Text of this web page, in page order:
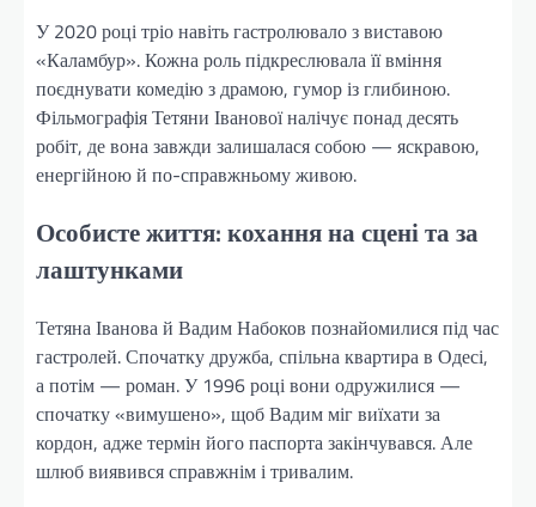
У 2020 році тріо навіть гастролювало з виставою
«Каламбур». Кожна роль підкреслювала її вміння
поєднувати комедію з драмою, гумор із глибиною.
Фільмографія Тетяни Іванової налічує понад десять
робіт, де вона завжди залишалася собою — яскравою,
енергійною й по-справжньому живою.
Особисте життя: кохання на сцені та за
лаштунками
Тетяна Іванова й Вадим Набоков познайомилися під час
гастролей. Спочатку дружба, спільна квартира в Одесі,
а потім — роман. У 1996 році вони одружилися —
спочатку «вимушено», щоб Вадим міг виїхати за
кордон, адже термін його паспорта закінчувався. Але
шлюб виявився справжнім і тривалим.